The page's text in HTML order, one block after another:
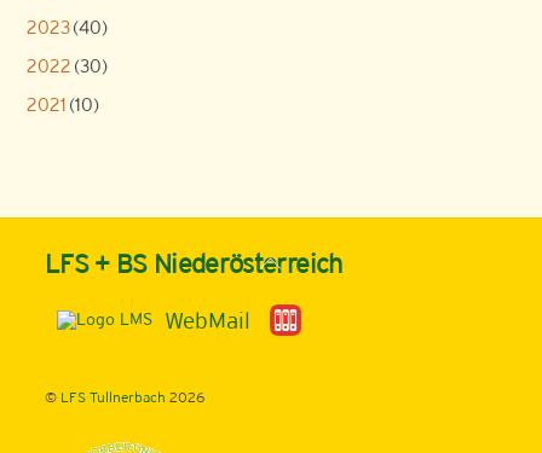
2023(40)
2022 (30)
2021 (10)
Back
To
Top
LFS + BS Niederösterreich
WebMail
© LFS Tullnerbach 2026